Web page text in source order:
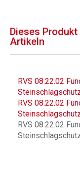
Dieses
Artikeln
RVS 08.22.02
RVS 08.22.02
RVS 08.22.02